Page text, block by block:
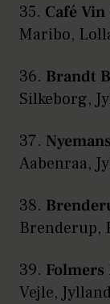
35. Café
Maribo,
36. Brandt
Silkeborg,
37.
Aabenraa,
38.
Brenderup,
39.
Vejle,